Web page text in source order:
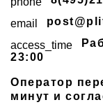
email
access_time
23:00
Оператор
минут и